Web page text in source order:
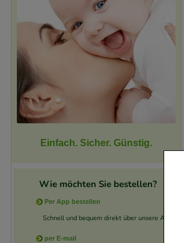
Einfach. Sicher. Günstig.
Wie möchten Sie bestellen?
Per App bestellen
Schnell und bequem direkt über unsere App.
per E-mail